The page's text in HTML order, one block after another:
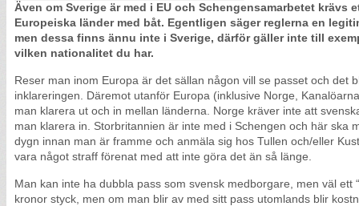
Även om Sverige är med i EU och Schengensamarbetet krävs
Europeiska länder med båt. Egentligen säger reglerna en
men dessa finns ännu inte i Sverige, därför gäller inte till
vilken nationalitet du har.
Reser man inom Europa är det sällan någon vill se passet och det
inklareringen. Däremot utanför Europa (inklusive Norge,
man klarera ut och in mellan länderna. Norge kräver inte att
man klarera in. Storbritannien är inte med i Schengen och här ska
dygn innan man är framme och anmäla sig hos Tullen och/eller
vara något straff förenat med att inte göra det än så länge.
Man kan inte ha dubbla pass som svensk medborgare, men väl ett
kronor styck, men om man blir av med sitt pass utomlands blir